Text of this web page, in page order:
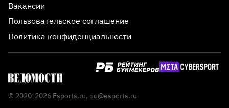
Вакансии
Пользовательское соглашение
Политика конфиденциальности
© 2020-2026 Esports.ru, qq@esports.ru